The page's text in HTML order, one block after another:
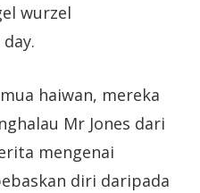
wurzel
haiwan, mereka
Mr Jones dari
mengenai
diri daripada